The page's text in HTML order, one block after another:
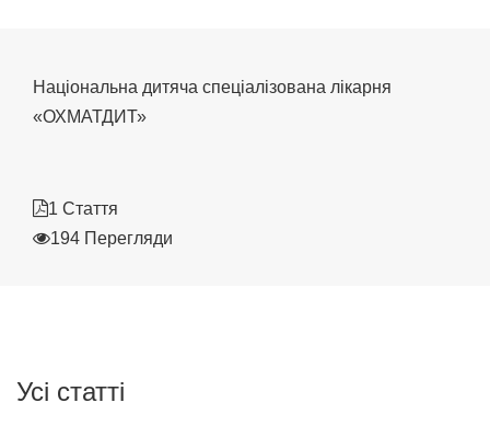
Національна дитяча спеціалізована лікарня
«ОХМАТДИТ»
1 Стаття
194 Перегляди
Усі статті